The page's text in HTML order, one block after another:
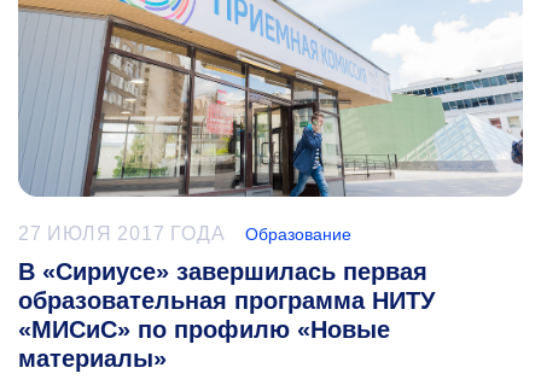
27 ИЮЛЯ 2017 ГОДА Образование
В «Сириусе» завершилась первая
образовательная программа НИТУ
«МИСиС» по профилю «Новые
материалы»